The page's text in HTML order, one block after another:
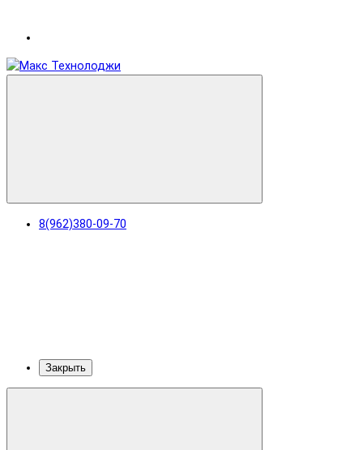
8(962)380-09-70
Закрыть